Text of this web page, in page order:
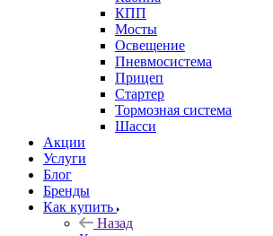
КПП
Мосты
Освещение
Пневмосистема
Прицеп
Стартер
Тормозная система
Шасси
Акции
Услуги
Блог
Бренды
Как купить
Назад